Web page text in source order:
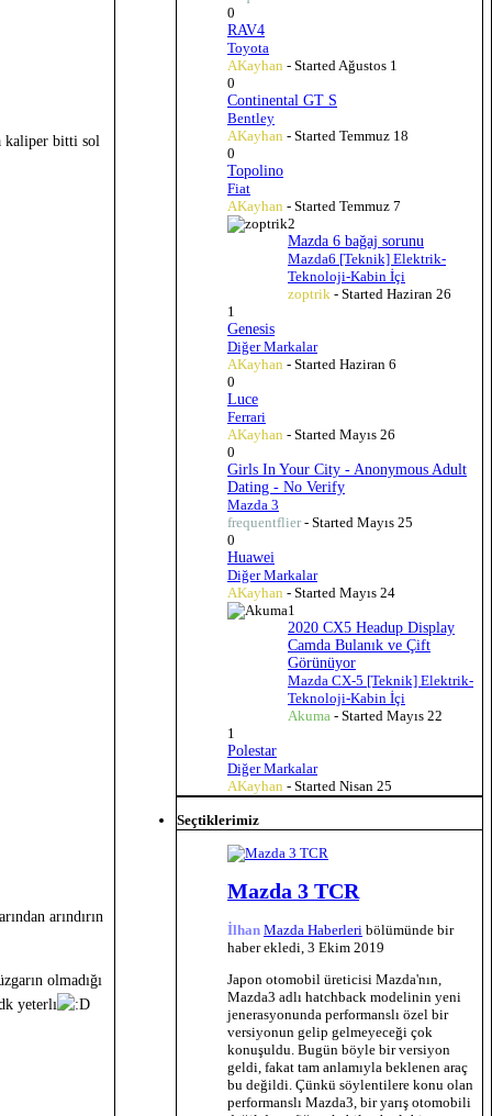
kaliper bitti sol
arındırın
olmadığı
yeterlı
0
RAV4
Toyota
AKayhan - Started Ağustos 1
0
Continental GT S
Bentley
AKayhan - Started Temmuz 18
0
Topolino
Fiat
AKayhan - Started Temmuz 7
2
Mazda 6 bağaj sorunu
Mazda6 [Teknik] Elektrik-
Teknoloji-Kabin İçi
zoptrik - Started Haziran 26
1
Genesis
Diğer Markalar
AKayhan - Started Haziran 6
0
Luce
Ferrari
AKayhan - Started Mayıs 26
0
Girls In Your City - Anonymous Adult
Dating - No Verify
Mazda 3
frequentflier- Started Mayıs 25
0
Huawei
Diğer Markalar
AKayhan - Started Mayıs 24
1
2020 CX5 Headup Display
Camda Bulanık ve Çift
Görünüyor
Mazda CX-5 [Teknik] Elektrik-
Teknoloji-Kabin İçi
Akuma - Started Mayıs 22
1
Polestar
Diğer Markalar
AKayhan - Started Nisan 25
Seçtiklerimiz
Mazda 3 TCR
İlhan Mazda Haberleri bölümünde bir
haber ekledi, 3 Ekim 2019
Japon otomobil üreticisi Mazda'nın,
Mazda3 adlı hatchback modelinin yeni
jenerasyonunda performanslı özel bir
versiyonun gelip gelmeyeceği çok
konuşuldu. Bugün böyle bir versiyon
geldi, fakat tam anlamıyla beklenen araç
bu değildi. Çünkü söylentilere konu olan
performanslı Mazda3, bir yarış otomobili